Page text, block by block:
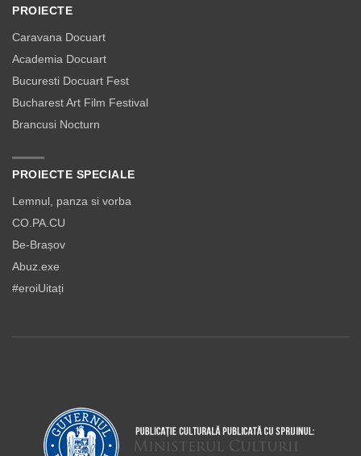
PROIECTE
Caravana Docuart
Academia Docuart
Bucuresti Docuart Fest
Bucharest Art Film Festival
Brancusi Nocturn
PROIECTE SPECIALE
Lemnul, panza si vorba
CO.PA.CU
Be-Brașov
Abuz.exe
#eroiUitați